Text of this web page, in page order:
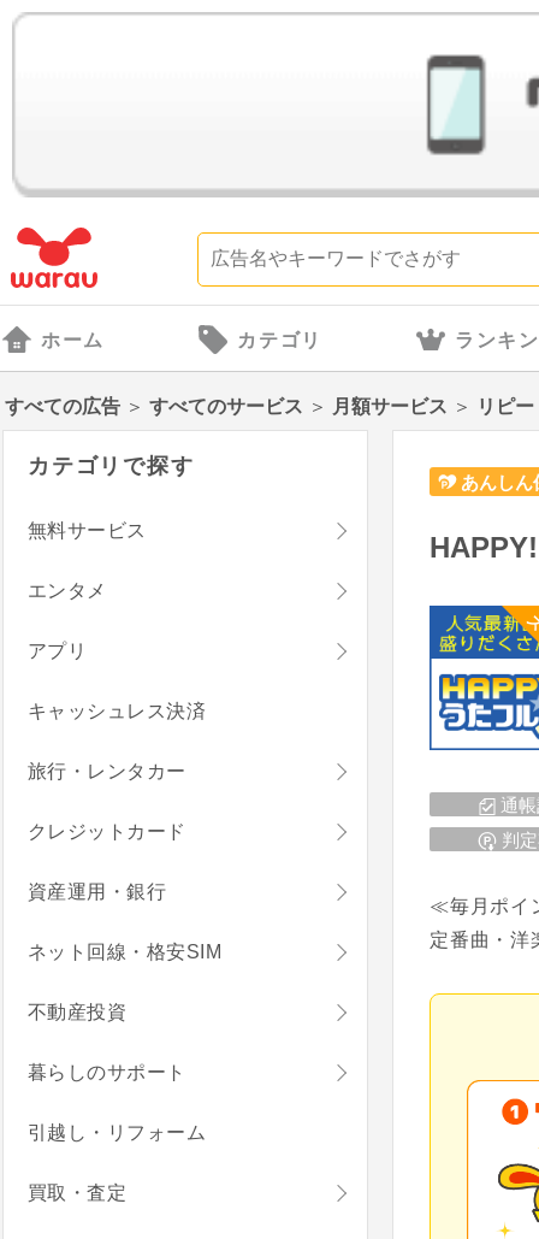
ホーム カテゴリ ランキ
すべての広告 ＞ すべてのサービス ＞ 月額サービス ＞ リピ
あんしん
通
判
≪毎月ポイ
定番曲・洋
カテゴリで探す
無料サービス
エンタメ
アプリ
キャッシュレス決済
旅行・レンタカー
クレジットカード
資産運用・銀行
ネット回線・格安SIM
不動産投資
暮らしのサポート
引越し・リフォーム
買取・査定